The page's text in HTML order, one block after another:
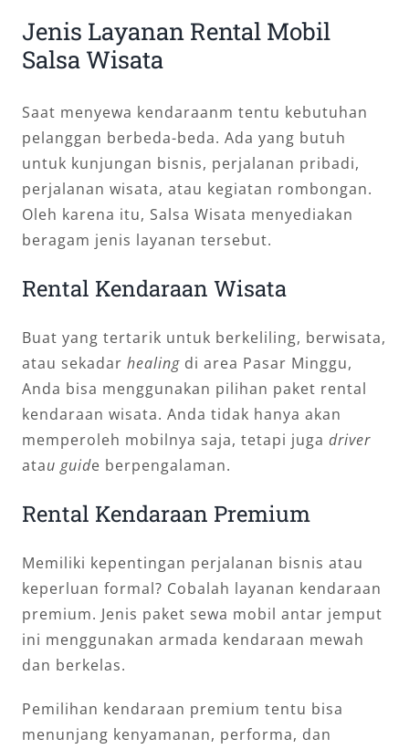
Jenis Layanan Rental Mobil
Salsa Wisata
Saat menyewa kendaraanm tentu kebutuhan
pelanggan berbeda-beda. Ada yang butuh
untuk kunjungan bisnis, perjalanan pribadi,
perjalanan wisata, atau kegiatan rombongan.
Oleh karena itu, Salsa Wisata menyediakan
beragam jenis layanan tersebut.
Rental Kendaraan Wisata
Buat yang tertarik untuk berkeliling, berwisata,
atau sekadar healingdi area Pasar Minggu,
Anda bisa menggunakan pilihan paket rental
kendaraan wisata. Anda tidak hanya akan
memperoleh mobilnya saja, tetapi juga driver
atau guide berpengalaman.
Rental Kendaraan Premium
Memiliki kepentingan perjalanan bisnis atau
keperluan formal? Cobalah layanan kendaraan
premium. Jenis paket sewa mobil antar jemput
ini menggunakan armada kendaraan mewah
dan berkelas.
Pemilihan kendaraan premium tentu bisa
menunjang kenyamanan, performa, dan